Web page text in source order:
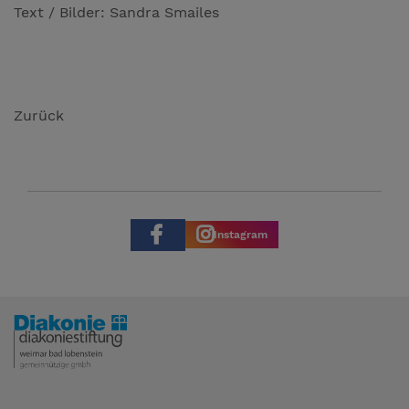
Text / Bilder: Sandra Smailes
Zurück
Instagram